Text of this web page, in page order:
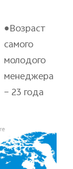
●Возраст
самого
молодого
менеджера
– 23 года